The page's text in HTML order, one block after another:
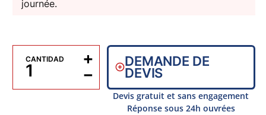
journée.
CANTIDAD
−
+ DEMANDE DE
DEVIS
Devis gratuit et sans engagement
Réponse sous 24h ouvrées